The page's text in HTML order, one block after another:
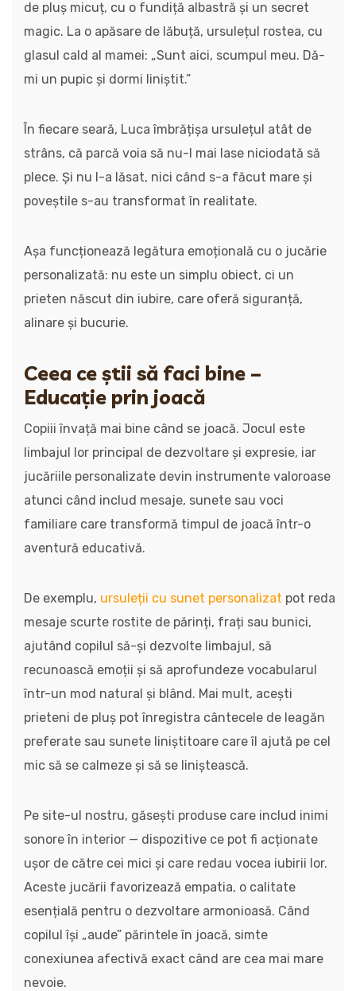
de pluș micuț, cu o fundiță albastră și un secret
magic. La o apăsare de lăbuță, ursulețul rostea, cu
glasul cald al mamei: „Sunt aici, scumpul meu. Dă-
mi un pupic și dormi liniștit.”
În fiecare seară, Luca îmbrățișa ursulețul atât de
strâns, că parcă voia să nu-l mai lase niciodată să
plece. Și nu l-a lăsat, nici când s-a făcut mare și
poveștile s-au transformat în realitate.
Așa funcționează legătura emoțională cu o jucărie
personalizată: nu este un simplu obiect, ci un
prieten născut din iubire, care oferă siguranță,
alinare și bucurie.
Ceea ce știi să faci bine –
Educație prin joacă
Copiii învață mai bine când se joacă. Jocul este
limbajul lor principal de dezvoltare și expresie, iar
jucăriile personalizate devin instrumente valoroase
atunci când includ mesaje, sunete sau voci
familiare care transformă timpul de joacă într-o
aventură educativă.
De exemplu, ursuleții cu sunet personalizat pot reda
mesaje scurte rostite de părinți, frați sau bunici,
ajutând copilul să-și dezvolte limbajul, să
recunoască emoții și să aprofundeze vocabularul
într-un mod natural și blând. Mai mult, acești
prieteni de pluș pot înregistra cântecele de leagăn
preferate sau sunete liniștitoare care îl ajută pe cel
mic să se calmeze și să se liniștească.
Pe site-ul nostru, găsești produse care includ inimi
sonore în interior — dispozitive ce pot fi acționate
ușor de către cei mici și care redau vocea iubirii lor.
Aceste jucării favorizează empatia, o calitate
esențială pentru o dezvoltare armonioasă. Când
copilul își „aude” părintele în joacă, simte
conexiunea afectivă exact când are cea mai mare
nevoie.